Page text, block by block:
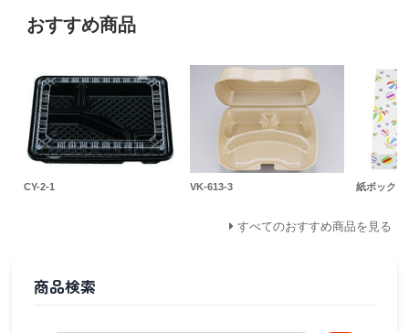
おすすめ商品
CY-2-1 VK-613-3 紙ボック
すべてのおすすめ商品を見る
商品検索